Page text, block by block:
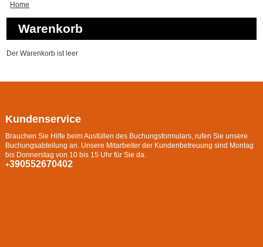
Home
Warenkorb
Der Warenkorb ist leer
Kundenservice
Brauchen Sie Hilfe beim Ausfüllen des Buchungsformulars, rufen Sie unsere
Buchungsabteilung an. Unsere Mitarbeiter der Kundenbetreuung sind Montag
bis Donnerstag von 10 bis 15 Uhr für Sie da.
+390552670402